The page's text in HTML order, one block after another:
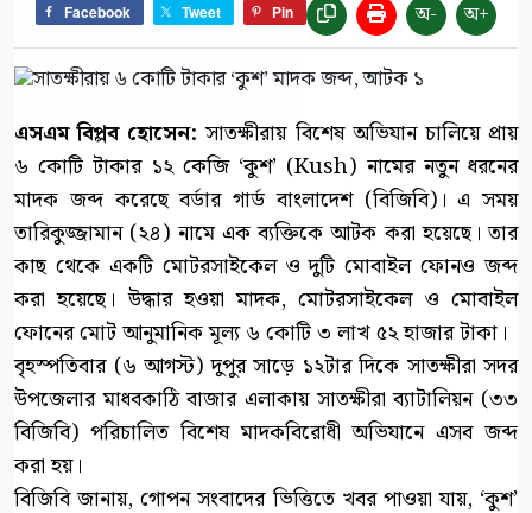
Facebook Tweet Pin অ- অ+
এসএম বিপ্লব হোসেন: সাতক্ষীরায় বিশেষ অভিযান চালিয়ে প্রায়
৬ কোটি টাকার ১২ কেজি ‘কুশ’ (Kush) নামের নতুন ধরনের
মাদক জব্দ করেছে বর্ডার গার্ড বাংলাদেশ (বিজিবি)। এ সময়
তারিকুজ্জামান (২৪) নামে এক ব্যক্তিকে আটক করা হয়েছে। তার
কাছ থেকে একটি মোটরসাইকেল ও দুটি মোবাইল ফোনও জব্দ
করা হয়েছে। উদ্ধার হওয়া মাদক, মোটরসাইকেল ও মোবাইল
ফোনের মোট আনুমানিক মূল্য ৬ কোটি ৩ লাখ ৫২ হাজার টাকা।
বৃহস্পতিবার (৬ আগস্ট) দুপুর সাড়ে ১২টার দিকে সাতক্ষীরা সদর
উপজেলার মাধবকাঠি বাজার এলাকায় সাতক্ষীরা ব্যাটালিয়ন (৩৩
বিজিবি) পরিচালিত বিশেষ মাদকবিরোধী অভিযানে এসব জব্দ
করা হয়।
বিজিবি জানায়, গোপন সংবাদের ভিত্তিতে খবর পাওয়া যায়, ‘কুশ’